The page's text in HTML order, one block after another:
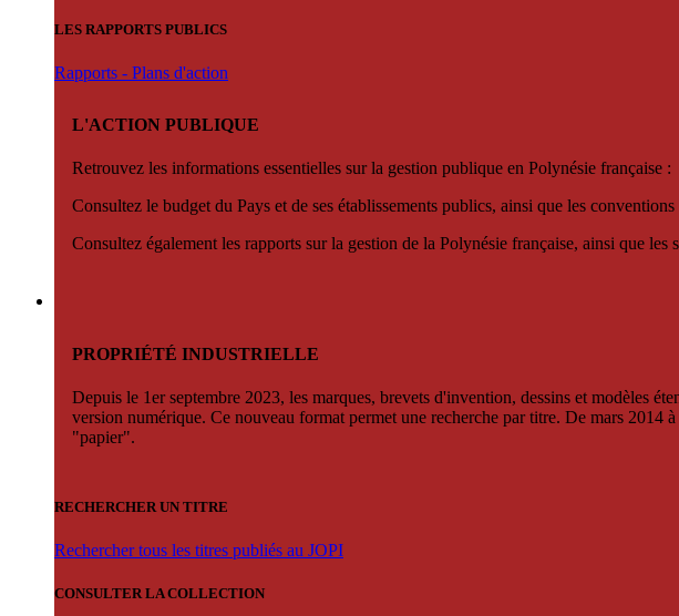
LES RAPPORTS PUBLICS
Rapports - Plans d'action
L'ACTION PUBLIQUE
Retrouvez les informations essentielles sur la gestion publique en Polynésie française :
Consultez le budget du Pays et de ses établissements publics, ainsi que les conventions
Consultez également les rapports sur la gestion de la Polynésie française, ainsi que les
PROPRIÉTÉ INDUSTRIELLE
Depuis le 1er septembre 2023, les marques, brevets d'invention, dessins et modèles
version numérique. Ce nouveau format permet une recherche par titre. De mars
"papier".
RECHERCHER UN TITRE
Rechercher tous les titres publiés au JOPI
CONSULTER LA COLLECTION